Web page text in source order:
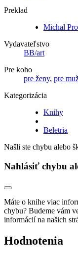
Preklad
Michal
Vydavateľstvo
BB/art
Pre koho
pre ženy, pre
Kategorizácia
Knihy
Beletria
Našli ste chybu alebo
Nahlásiť chybu
Máte o knihe viac
chybu? Budeme vám
informácií na našich
Hodnotenia